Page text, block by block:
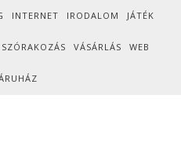
INTERNET IRODALOM JÁTÉK
SZÓRAKOZÁS VÁSÁRLÁS WEB